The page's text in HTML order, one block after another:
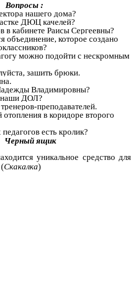
Вопросы :
нашего дома?
ДЮЦ качелей?
в кабинете Раисы Сергеевны?
объединение, которое создано
можно подойти с нескромным
зашить брюки.
Владимировны?
наши ДОЛ?
преподавателей.
отопления в коридоре второго
есть кролик?
Черный ящик
уникальное средство для
Скакалка)